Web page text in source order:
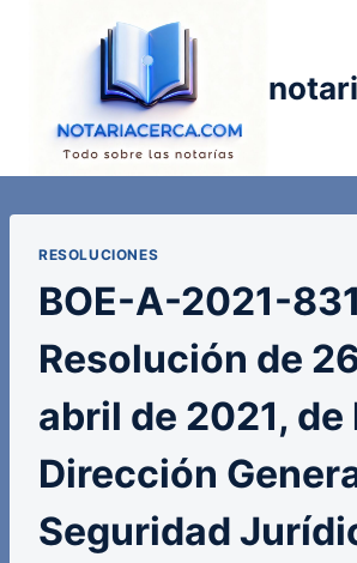
RESOLUCIONES
BOE-A-2021-
Resolución de
abril de 2021, de
Dirección
Seguridad